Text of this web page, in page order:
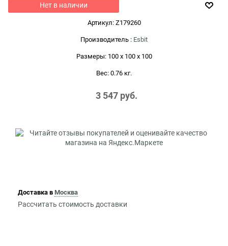
Нет в наличии
Артикул: Z179260
Производитель : Esbit
Размеры: 100 x 100 x 100
Вес: 0.76 кг.
3 547 руб.
Доставка в Москва
Рассчитать стоимость доставки